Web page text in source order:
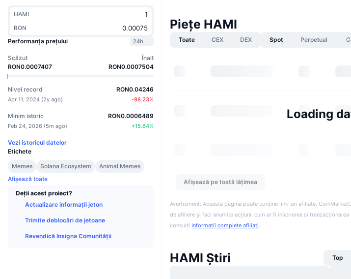
HAMI
RON
Performanța prețului
24h
Scăzut
RON0.0007407
Înalt
RON0.0007504
Nivel record
Apr 11, 2024 (2y ago)
RON0.04246
-98.23%
Minim istoric
Feb 24, 2026 (5m ago)
RON0.0006489
+15.64%
Vezi istoricul datelor
Etichete
Memes
Solana Ecosystem
Animal Memes
Afișează toate
Deții acest proiect?
Actualizare informații jeton
Trimite deblocări de jetoane
Revendică Insigna Comunității
Piețe HAMI
Toate CEX DEX Spot Perpetual
Loading
Afișează pe toată lățimea
Avertisment: Această pagină poate conține link-uri afiliate.
de afiliere și faci anumite acțiuni, cum ar fi înscrierea și
consulți Informații complete afiliați.
HAMI Știri Top